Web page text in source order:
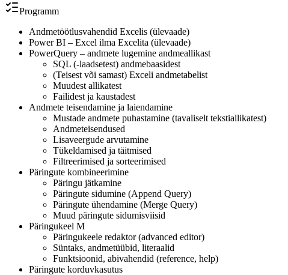
Programm
Andmetöötlusvahendid Excelis (ülevaade)
Power BI – Excel ilma Excelita (ülevaade)
PowerQuery – andmete lugemine andmeallikast
SQL (-laadsetest) andmebaasidest
(Teisest või samast) Exceli andmetabelist
Muudest allikatest
Failidest ja kaustadest
Andmete teisendamine ja laiendamine
Mustade andmete puhastamine (tavaliselt tekstiallikatest)
Andmeteisendused
Lisaveergude arvutamine
Tükeldamised ja täitmised
Filtreerimised ja sorteerimised
Päringute kombineerimine
Päringu jätkamine
Päringute sidumine (Append Query)
Päringute ühendamine (Merge Query)
Muud päringute sidumisviisid
Päringukeel M
Päringukeele redaktor (advanced editor)
Süntaks, andmetüübid, literaalid
Funktsioonid, abivahendid (reference, help)
Päringute korduvkasutus